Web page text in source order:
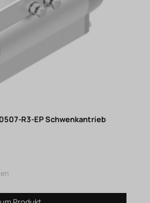
R3-EP Schwenkantrieb